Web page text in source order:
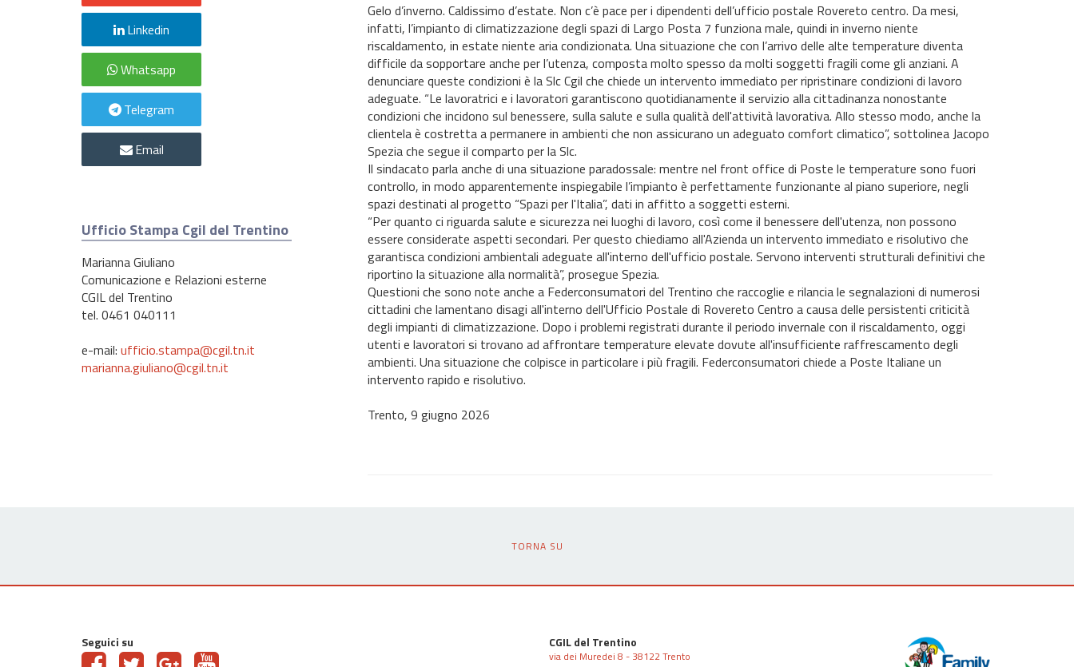
Gelo d’inverno. Caldissimo d’estate. Non c’è pace per i dipendenti dell’ufficio postale Rovereto centro. Da mesi,
infatti, l’impianto di climatizzazione degli spazi di Largo Posta 7 funziona male, quindi in inverno niente
riscaldamento, in estate niente aria condizionata. Una situazione che con l’arrivo delle alte temperature diventa
difficile da sopportare anche per l’utenza, composta molto spesso da molti soggetti fragili come gli anziani. A
denunciare queste condizioni è la Slc Cgil che chiede un intervento immediato per ripristinare condizioni di lavoro
adeguate. “Le lavoratrici e i lavoratori garantiscono quotidianamente il servizio alla cittadinanza nonostante
condizioni che incidono sul benessere, sulla salute e sulla qualità dell'attività lavorativa. Allo stesso modo, anche la
clientela è costretta a permanere in ambienti che non assicurano un adeguato comfort climatico”, sottolinea Jacopo
Spezia che segue il comparto per la Slc.
Il sindacato parla anche di una situazione paradossale: mentre nel front office di Poste le temperature sono fuori
controllo, in modo apparentemente inspiegabile l’impianto è perfettamente funzionante al piano superiore, negli
spazi destinati al progetto “Spazi per l'Italia”, dati in affitto a soggetti esterni.
“Per quanto ci riguarda salute e sicurezza nei luoghi di lavoro, così come il benessere dell'utenza, non possono
essere considerate aspetti secondari. Per questo chiediamo all'Azienda un intervento immediato e risolutivo che
garantisca condizioni ambientali adeguate all'interno dell'ufficio postale. Servono interventi strutturali definitivi che
riportino la situazione alla normalità”, prosegue Spezia.
Questioni che sono note anche a Federconsumatori del Trentino che raccoglie e rilancia le segnalazioni di numerosi
cittadini che lamentano disagi all'interno dell'Ufficio Postale di Rovereto Centro a causa delle persistenti criticità
degli impianti di climatizzazione. Dopo i problemi registrati durante il periodo invernale con il riscaldamento, oggi
utenti e lavoratori si trovano ad affrontare temperature elevate dovute all'insufficiente raffrescamento degli
ambienti. Una situazione che colpisce in particolare i più fragili. Federconsumatori chiede a Poste Italiane un
intervento rapido e risolutivo.
Trento, 9 giugno 2026
Linkedin
Whatsapp
Telegram
Email
Ufficio Stampa Cgil del Trentino
Marianna Giuliano
Comunicazione e Relazioni esterne
CGIL del Trentino
tel. 0461 040111
e-mail: ufficio.stampa@cgil.tn.it
marianna.giuliano@cgil.tn.it
TORNA SU
Seguici su CGIL del Trentino
via dei Muredei 8 - 38122 Trento